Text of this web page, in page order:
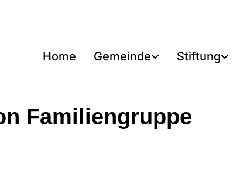
Home Gemeinde Stiftung
Familiengruppe